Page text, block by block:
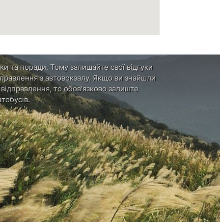
та поради. Тому залишайте свої відгуки
з автовокзалу. Якщо ви знайшли
то обов'язково залиште